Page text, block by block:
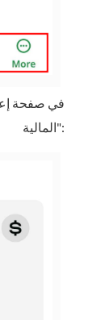
في صفحة
المالية":